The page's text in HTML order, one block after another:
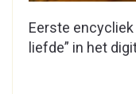
Eerste encycliek
liefde” in het